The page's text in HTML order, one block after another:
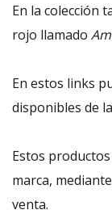
En la colección
rojo llamado
En estos links
disponibles de
Estos
marca,
venta.